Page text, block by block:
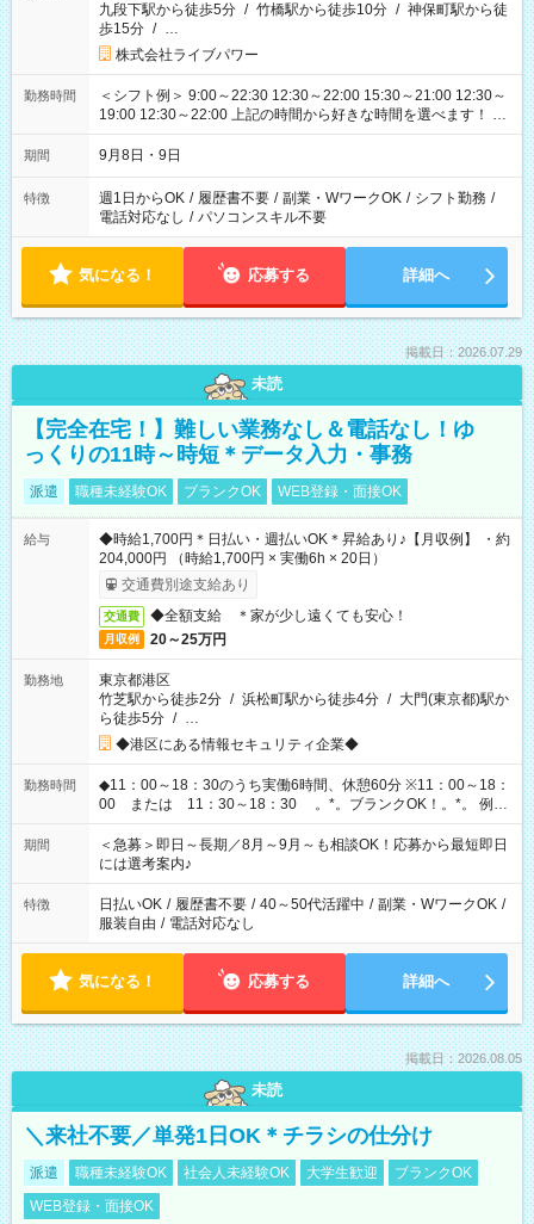
九段下駅から徒歩5分 / 竹橋駅から徒歩10分 / 神保町駅から徒
歩15分 / …
株式会社ライブパワー
勤務時間
＜シフト例＞ 9:00～22:30 12:30～22:00 15:30～21:00 12:30～
19:00 12:30～22:00 上記の時間から好きな時間を選べます！ ※
時間は変更となる可能性があります
期間 9月8日・9日
特徴 週1日からOK / 履歴書不要 / 副業・WワークOK / シフト勤務 /
電話対応なし / パソコンスキル不要
気になる！ 応募する 詳細へ
掲載日：2026.07.29
未読
【完全在宅！】難しい業務なし＆電話なし！ゆ
っくりの11時～時短＊データ入力・事務
派遣 職種未経験OK ブランクOK WEB登録・面接OK
給与
◆時給1,700円＊日払い・週払いOK＊昇給あり♪【月収例】 ・約
204,000円 （時給1,700円 × 実働6h × 20日）
交通費別途支給あり
交通費 ◆全額支給 ＊家が少し遠くても安心！
月収例 20～25万円
勤務地
東京都港区
竹芝駅から徒歩2分 / 浜松町駅から徒歩4分 / 大門(東京都)駅か
ら徒歩5分 / …
◆港区にある情報セキュリティ企業◆
勤務時間
◆11：00～18：30のうち実働6時間、休憩60分 ※11：00～18：
00 または 11：30～18：30 。*。ブランクOK！。*。 例え
ば前職が、 在宅/財団法人/事務/コールセンター/受付/販売/カフェ
スタッフ スイーツ販売/ホテルフロント/化粧品販売/など 様々な
業界から入社して活躍されています♪
期間
＜急募＞即日～長期／8月～9月～も相談OK！応募から最短即日
には選考案内♪
特徴 日払いOK / 履歴書不要 / 40～50代活躍中 / 副業・WワークOK /
服装自由 / 電話対応なし
気になる！ 応募する 詳細へ
掲載日：2026.08.05
未読
＼来社不要／単発1日OK＊チラシの仕分け
派遣 職種未経験OK 社会人未経験OK 大学生歓迎
ブランクOK
WEB登録・面接OK